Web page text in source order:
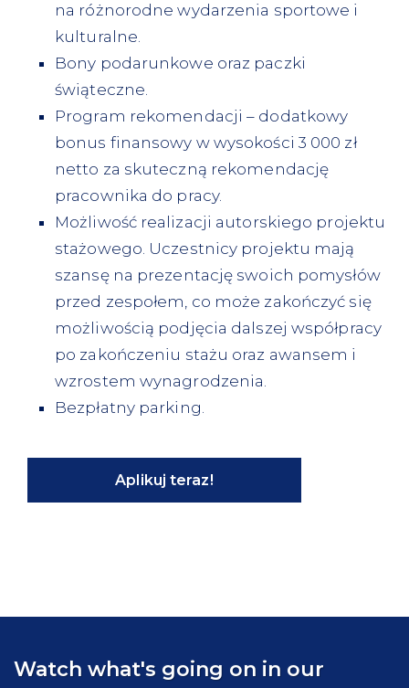
na różnorodne wydarzenia sportowe i
kulturalne.
Bony podarunkowe oraz paczki
świąteczne.
Program rekomendacji – dodatkowy
bonus finansowy w wysokości 3 000 zł
netto za skuteczną rekomendację
pracownika do pracy.
Możliwość realizacji autorskiego projektu
stażowego. Uczestnicy projektu mają
szansę na prezentację swoich pomysłów
przed zespołem, co może zakończyć się
możliwością podjęcia dalszej współpracy
po zakończeniu stażu oraz awansem i
wzrostem wynagrodzenia.
Bezpłatny parking.
Aplikuj teraz!
Watch what's going on in our